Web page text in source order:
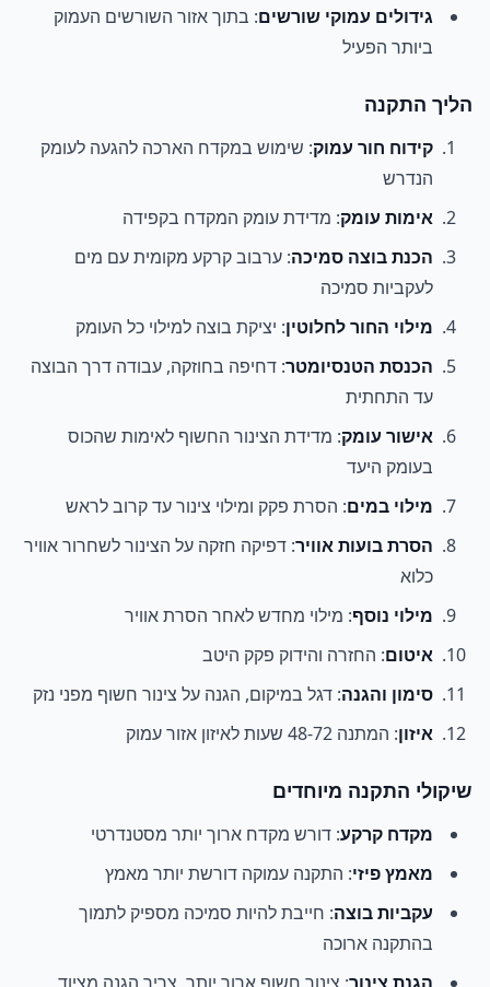
גידולים עמוקי שורשים: בתוך אזור השורשים העמוק
ביותר הפעיל
הליך התקנה
קידוח חור עמוק: שימוש במקדח הארכה להגעה לעומק
הנדרש
אימות עומק: מדידת עומק המקדח בקפידה
הכנת בוצה סמיכה: ערבוב קרקע מקומית עם מים
לעקביות סמיכה
מילוי החור לחלוטין: יציקת בוצה למילוי כל העומק
הכנסת הטנסיומטר: דחיפה בחוזקה, עבודה דרך הבוצה
עד התחתית
אישור עומק: מדידת הצינור החשוף לאימות שהכוס
בעומק היעד
מילוי במים: הסרת פקק ומילוי צינור עד קרוב לראש
הסרת בועות אוויר: דפיקה חזקה על הצינור לשחרור אוויר
כלוא
מילוי נוסף: מילוי מחדש לאחר הסרת אוויר
איטום: החזרה והידוק פקק היטב
סימון והגנה: דגל במיקום, הגנה על צינור חשוף מפני נזק
איזון: המתנה 48-72 שעות לאיזון אזור עמוק
שיקולי התקנה מיוחדים
מקדח קרקע: דורש מקדח ארוך יותר מסטנדרטי
מאמץ פיזי: התקנה עמוקה דורשת יותר מאמץ
עקביות בוצה: חייבת להיות סמיכה מספיק לתמוך
בהתקנה ארוכה